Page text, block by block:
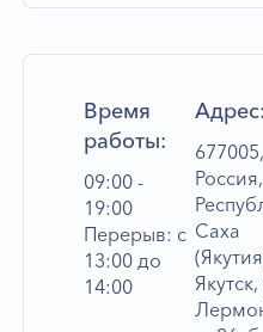
Время
работы:
09:00 -
19:00
Перерыв: с
13:00 до
14:00
Адрес:
677005,
Россия,
Саха
Якутск,